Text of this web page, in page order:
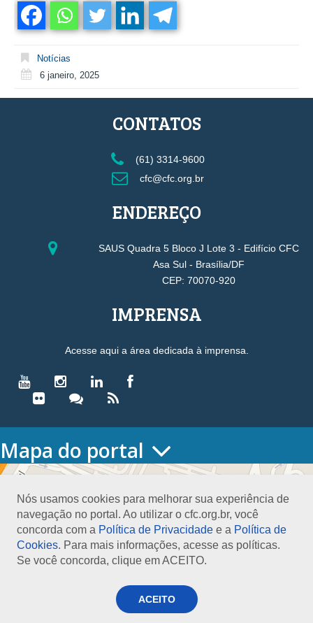
Notícias
6 janeiro, 2025
Nós usamos cookies para melhorar sua experiência de
navegação no portal. Ao utilizar o cfc.org.br, você
concorda com a Política de Privacidade e a Política de
Cookies. Para mais informações, acesse as políticas.
Se você concorda, clique em ACEITO.
ACEITO
CONTATOS
(61) 3314-9600
cfc@cfc.org.br
ENDEREÇO
SAUS Quadra 5 Bloco J Lote 3 - Edifício CFC
Asa Sul - Brasília/DF
CEP: 70070-920
IMPRENSA
Acesse aqui a área dedicada à imprensa.
Mapa do portal
HOME
Conselho Diretor
Nossa Sede
Planejamento
Organograma
Medalha João Lyra